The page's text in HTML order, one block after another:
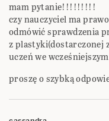
mam pytanie!!!!!!!!!
czy nauczyciel ma
odmówić sprawdzenia
z plastyki(dostarczonej
uczeń we
proszę o szybką